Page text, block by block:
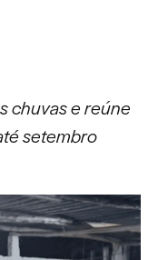
chuvas e reúne
setembro